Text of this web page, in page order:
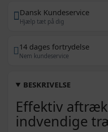
Dansk Kundeservice
Hjælp tæt på dig
14 dages fortrydelse
Nem kundeservice
BESKRIVELSE
Effektiv
indvendige